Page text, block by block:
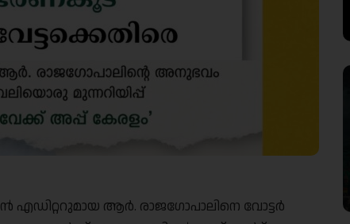
എഡിറ്ററുമായ ആർ. രാജഗോപാലിനെ വോട്ടർ